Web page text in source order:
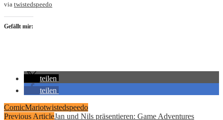
via twistedspeedo
Gefällt mir:
teilen
teilen
ComicMariotwistedspeedo
Previous ArticleJan und Nils präsentieren: Game Adventures